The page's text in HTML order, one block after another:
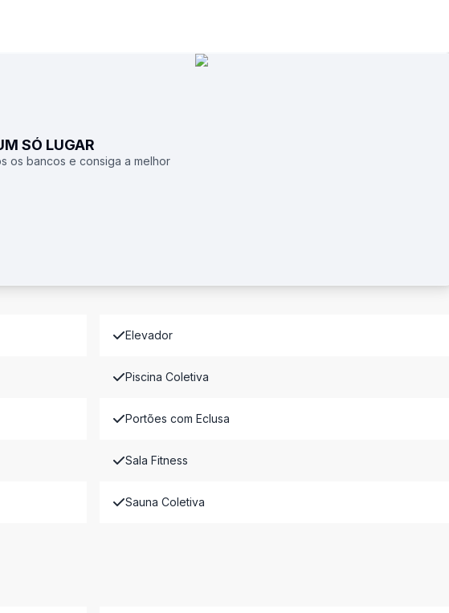
SÓ LUGAR
os bancos e consiga a melhor
Elevador
Piscina Coletiva
Portões com Eclusa
Sala Fitness
Sauna Coletiva